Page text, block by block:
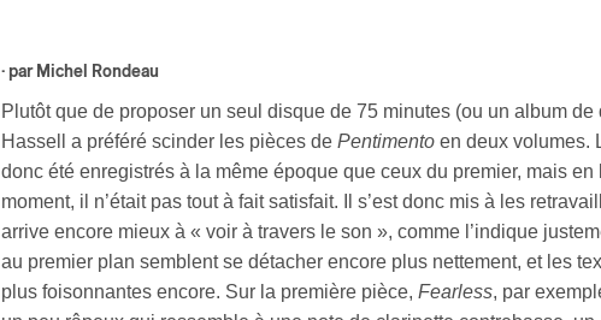
· par Michel Rondeau
Plutôt que de proposer un seul disque de 75 minutes (ou un album
Hassell a préféré scinder les pièces de Pentimento en deux volumes.
donc été enregistrés à la même époque que ceux du premier, mais
moment, il n’était pas tout à fait satisfait. Il s’est donc mis à les
arrive encore mieux à « voir à travers le son », comme l’indique
au premier plan semblent se détacher encore plus nettement, et les
plus foisonnantes encore. Sur la première pièce, Fearless, par